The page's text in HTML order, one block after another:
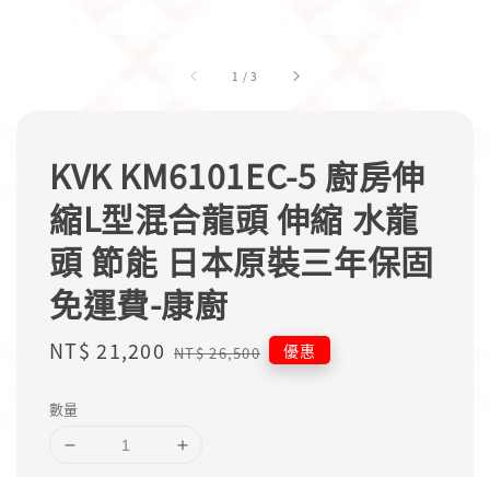
1 /3
KVK KM6101EC-5 廚房伸
縮L型混合龍頭 伸縮 水龍
頭 節能 日本原裝三年保固
免運費-康廚
Sale
NT$ 21,200 Regular
NT$ 26,500 優惠
數量